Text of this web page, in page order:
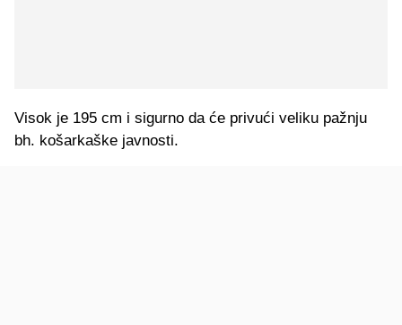
Visok je 195 cm i sigurno da će privući veliku pažnju
bh. košarkaške javnosti.